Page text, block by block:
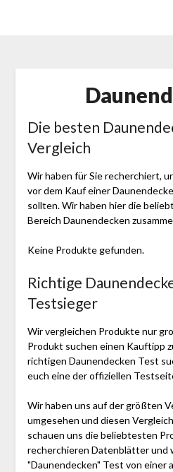
Die besten
Vergleich
Wir haben für Sie recherchiert,
vor dem Kauf einer
sollten. Wir haben hier die
Bereich Daunendecken
Keine Produkte gefunden.
Richtige
Testsieger
Wir vergleichen Produkte nur
Produkt suchen einen Kauftipp
richtigen Daunendecken Test
euch eine der offiziellen
Wir haben uns auf der größten
umgesehen und diesen
schauen uns die beliebtesten
recherchieren Datenblätter und
"Daunendecken" Test von einer